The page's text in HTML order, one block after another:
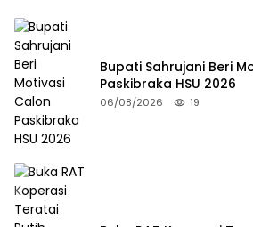
Bupati Sahrujani Beri
Paskibraka HSU 2026
06/08/2026 19